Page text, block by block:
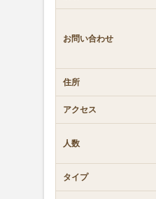
お問い合わせ
住所
アクセス
人数
タイプ